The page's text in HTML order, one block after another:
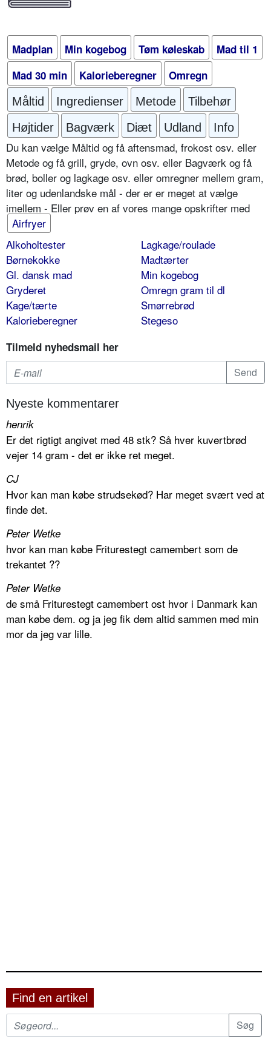
Madplan Min kogebog Tøm køleskab
Mad til 1
Mad 30 min
Kalorieberegner Omregn
Måltid Ingredienser Metode
Tilbehør
Højtider
Bagværk Diæt Udland Info
Du kan vælge Måltid og få aftensmad, frokost osv. eller
Metode og få grill, gryde, ovn osv. eller Bagværk og få
brød, boller og lagkage osv. eller omregner mellem gram,
liter og udenlandske mål - der er er meget at vælge
imellem - Eller prøv en af vores mange opskrifter med
Airfryer
Alkoholtester
Børnekokke
Gl. dansk mad
Gryderet
Kage/tærte
Kalorieberegner
Lagkage/roulade
Madtærter
Min kogebog
Omregn gram til dl
Smørrebrød
Stegeso
Tilmeld nyhedsmail her
Nyeste kommentarer
henrik
Er det rigtigt angivet med 48 stk? Så hver kuvertbrød
vejer 14 gram - det er ikke ret meget.
CJ
Hvor kan man købe strudsekød? Har meget svært ved at
finde det.
Peter Wetke
hvor kan man købe Friturestegt camembert som de
trekantet ??
Peter Wetke
de små Friturestegt camembert ost hvor i Danmark kan
man købe dem. og ja jeg fik dem altid sammen med min
mor da jeg var lille.
Find en artikel